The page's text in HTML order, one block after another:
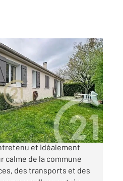
€
ce magnifique plain-
et Idéalement
calme de la commune
des transports et des